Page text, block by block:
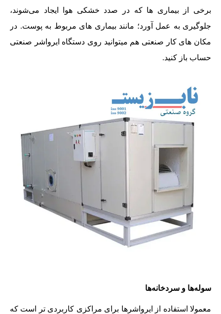
برخی از بیماری ها که در صدد خشکی هوا ایجاد می‌شوند،
جلوگیری به عمل آورد؛ مانند بیماری های مربوط به پوست. در
مکان های کار صنعتی هم میتوانید روی دستگاه ایرواشر صنعتی
حساب باز کنید.
سوله‌ها و سردخانه‌ها
معمولا استفاده از ایرواشرها برای مراکزی کاربردی تر است که